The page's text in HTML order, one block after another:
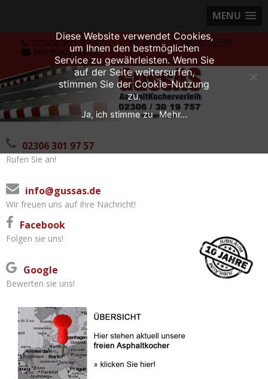
MENU
content
02306 301 97 57 Mo. – Fr.:08:00-16:00
info@gussas.de
02306 301 97 57
Rufen Sie an!
info@gussas.de
Wir freuen uns auf Ihre Nachricht!
Facebook
Folgen sie uns!
Google
Bewerten sie uns!
Diese Website verwendet Cookies,
um Ihnen den bestmöglichen
Service zu gewährleisten. Wenn Sie
auf der Seite weitersurfen,
stimmen Sie der Cookie-Nutzung
zu.
Ja, ich stimme zu Mehr...